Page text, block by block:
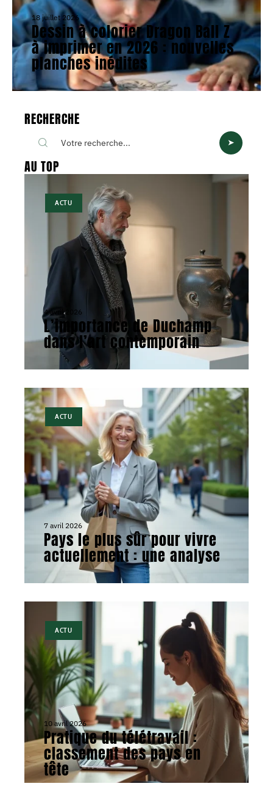
18 juillet 2026
Dessin à colorier Dragon Ball Z
à imprimer en 2026 : nouvelles
planches inédites
RECHERCHE
AU TOP
ACTU
4 avril 2026
L’importance de Duchamp
dans l’art contemporain
ACTU
7 avril 2026
Pays le plus sûr pour vivre
actuellement : une analyse
ACTU
10 avril 2026
Pratique du télétravail :
classement des pays en
tête